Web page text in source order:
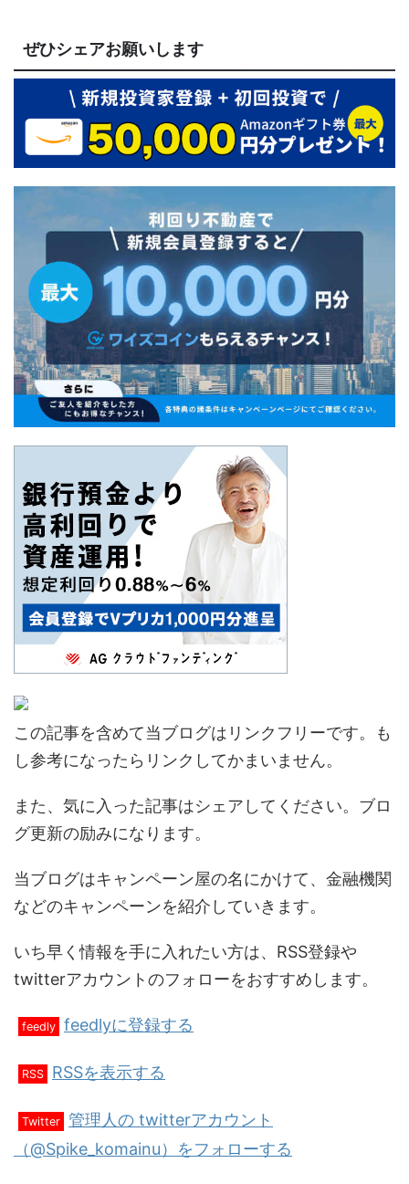
ぜひシェアお願いします
この記事を含めて当ブログはリンクフリーです。も
し参考になったらリンクしてかまいません。
また、気に入った記事はシェアしてください。ブロ
グ更新の励みになります。
当ブログはキャンペーン屋の名にかけて、金融機関
などのキャンペーンを紹介していきます。
いち早く情報を手に入れたい方は、RSS登録や
twitterアカウントのフォローをおすすめします。
feedly feedlyに登録する
RSS RSSを表示する
Twitter 管理人の twitterアカウント
（@Spike_komainu）をフォローする